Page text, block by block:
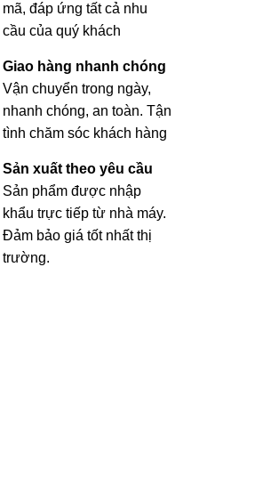
mã, đáp ứng tất cả nhu
cầu của quý khách
Giao hàng nhanh chóng
Vận chuyển trong ngày,
nhanh chóng, an toàn. Tận
tình chăm sóc khách hàng
Sản xuất theo yêu cầu
Sản phẩm được nhập
khẩu trực tiếp từ nhà máy.
Đảm bảo giá tốt nhất thị
trường.